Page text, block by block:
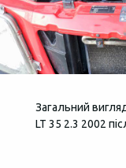
Загальний
LT 35 2.3 2002